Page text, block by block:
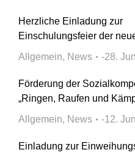
Herzliche Einladung zur
Einschulungsfeier der
Allgemein, News 28.
Förderung der
„Ringen, Raufen und
Allgemein, News 12.
Einladung zur